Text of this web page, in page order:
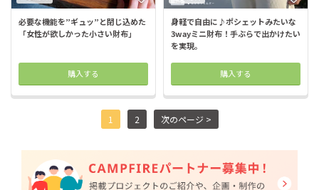
必要な機能を”ギュッ”と閉じ込めた
「女性が欲しかった小さい財布」
購入する
身軽で自由に♪ポシェットみたいな
3wayミニ財布！手ぶらで出かけたい
を実現。
購入する
1 2 次のページ >